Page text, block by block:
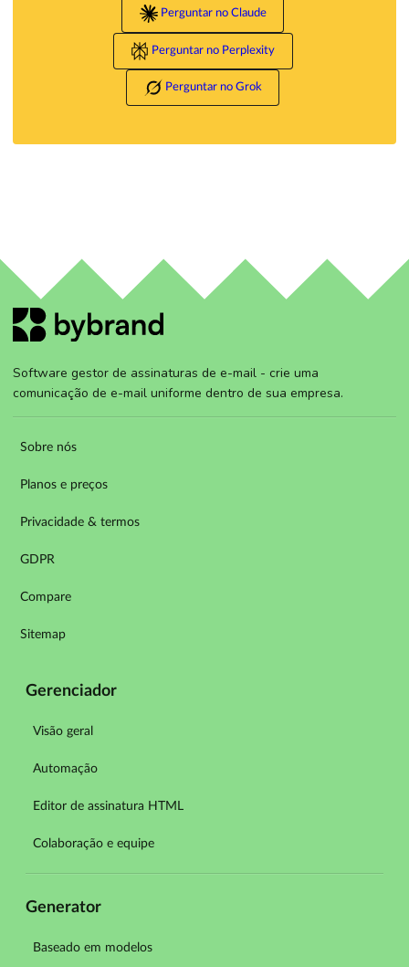
Perguntar no Claude
Perguntar no Perplexity
Perguntar no Grok
Software gestor de assinaturas de e-mail - crie uma
comunicação de e-mail uniforme dentro de sua empresa.
Sobre nós
Planos e preços
Privacidade & termos
GDPR
Compare
Sitemap
Gerenciador
Visão geral
Automação
Editor de assinatura HTML
Colaboração e equipe
Generator
Baseado em modelos